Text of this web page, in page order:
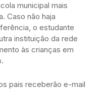
municipal mais
Caso não haja
o estudante
instituição da rede
às crianças em
pais receberão e-mail